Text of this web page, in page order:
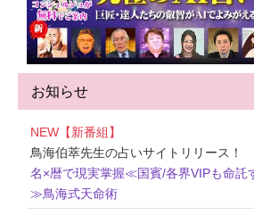
お知らせ
NEW【新番組】
鳥海伯萃先生の占いサイトリリース！
名×暦で現実掌握≪国賓/各界VIPも命託
≫鳥海式天命術